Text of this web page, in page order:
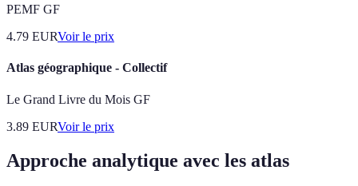
PEMF GF
4.79 EURVoir le prix
Atlas géographique - Collectif
Le Grand Livre du Mois GF
3.89 EURVoir le prix
Approche analytique avec les atlas